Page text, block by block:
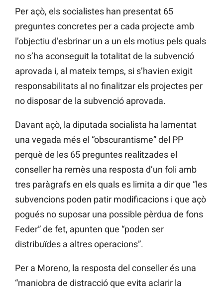
Per açò, els socialistes han presentat 65
preguntes concretes per a cada projecte amb
l’objectiu d’esbrinar un a un els motius pels quals
no s’ha aconseguit la totalitat de la subvenció
aprovada i, al mateix temps, si s’havien exigit
responsabilitats al no finalitzar els projectes per
no disposar de la subvenció aprovada.
Davant açò, la diputada socialista ha lamentat
una vegada més el “obscurantisme” del PP
perquè de les 65 preguntes realitzades el
conseller ha remès una resposta d’un foli amb
tres paràgrafs en els quals es limita a dir que “les
subvencions poden patir modificacions i que açò
pogués no suposar una possible pèrdua de fons
Feder” de fet, apunten que “poden ser
distribuïdes a altres operacions”.
Per a Moreno, la resposta del conseller és una
“maniobra de distracció que evita aclarir la